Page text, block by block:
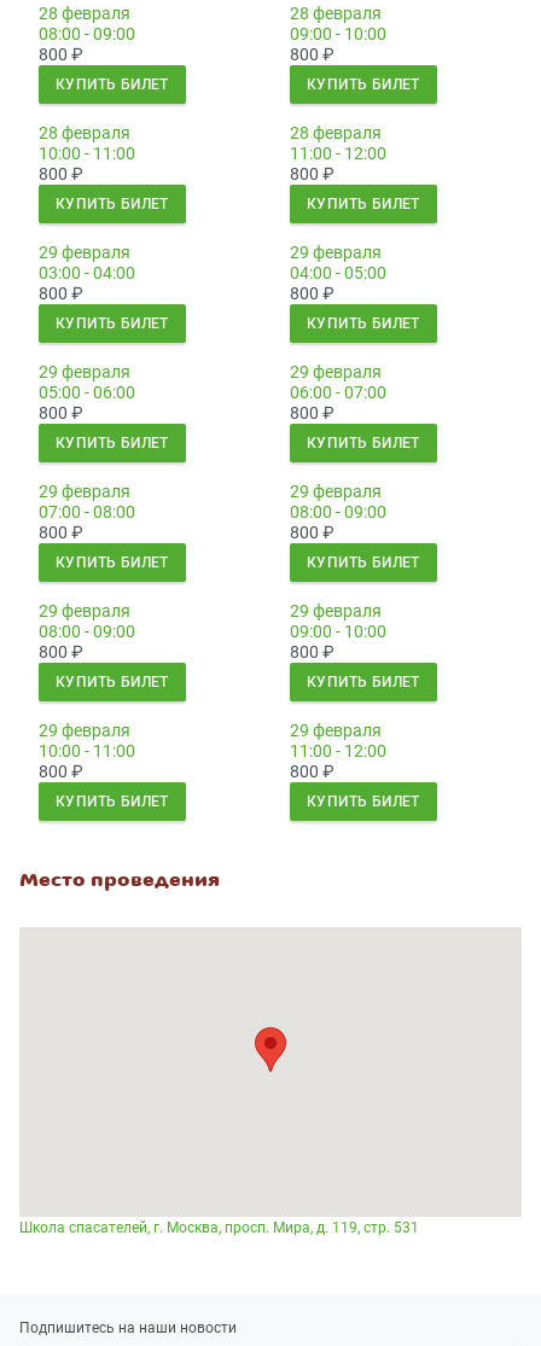
28 февраля
08:00 - 09:00
800 ₽
КУПИТЬ БИЛЕТ
28 февраля
09:00 - 10:00
800 ₽
КУПИТЬ БИЛЕТ
28 февраля
10:00 - 11:00
800 ₽
КУПИТЬ БИЛЕТ
28 февраля
11:00 - 12:00
800 ₽
КУПИТЬ БИЛЕТ
29 февраля
03:00 - 04:00
800 ₽
КУПИТЬ БИЛЕТ
29 февраля
04:00 - 05:00
800 ₽
КУПИТЬ БИЛЕТ
29 февраля
05:00 - 06:00
800 ₽
КУПИТЬ БИЛЕТ
29 февраля
06:00 - 07:00
800 ₽
КУПИТЬ БИЛЕТ
29 февраля
07:00 - 08:00
800 ₽
КУПИТЬ БИЛЕТ
29 февраля
08:00 - 09:00
800 ₽
КУПИТЬ БИЛЕТ
29 февраля
08:00 - 09:00
800 ₽
КУПИТЬ БИЛЕТ
29 февраля
09:00 - 10:00
800 ₽
КУПИТЬ БИЛЕТ
29 февраля
10:00 - 11:00
800 ₽
КУПИТЬ БИЛЕТ
29 февраля
11:00 - 12:00
800 ₽
КУПИТЬ БИЛЕТ
Место проведения
Школа спасателей, г. Москва, просп. Мира, д. 119, стр. 531
Подпишитесь на наши новости